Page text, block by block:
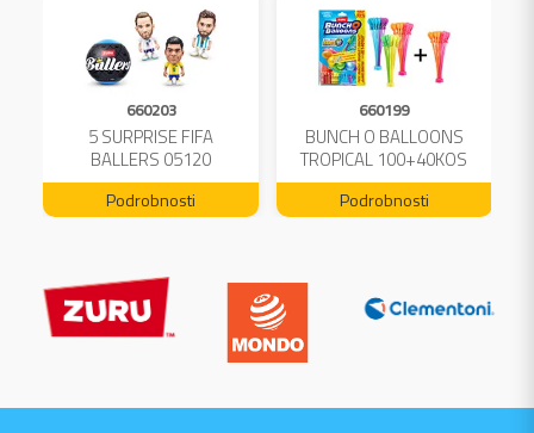
660203
5 SURPRISE FIFA
BALLERS 05120
Podrobnosti
660199
BUNCH O BALLOONS
TROPICAL 100+40KOS
FREE 04199
Podrobnosti